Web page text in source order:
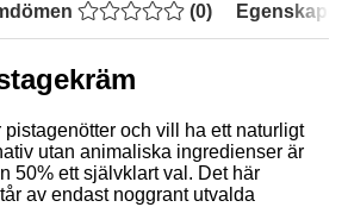
(0) Egenskaper
pistagenötter och vill ha ett naturligt
utan animaliska ingredienser är
50% ett självklart val. Det här
av endast noggrant utvalda